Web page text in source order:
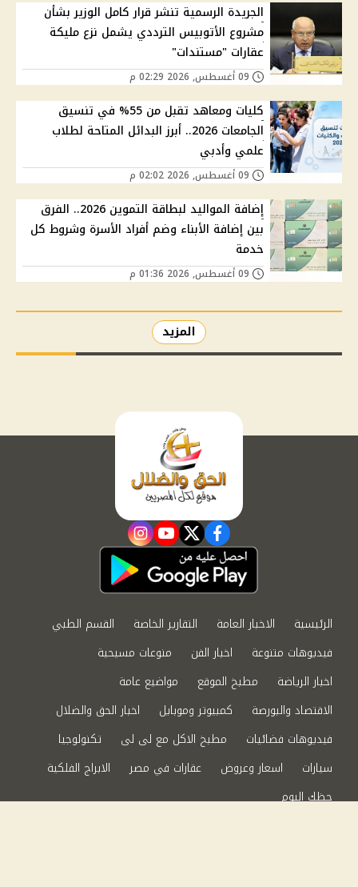
الجريدة الرسمية تنشر قرار كامل الوزير بشأن
مشروع الأتوبيس الترددي يشمل نزع مليكة
عقارات "مستندات"
كليات ومعاهد تقبل من 55% في تنسيق
الجامعات 2026.. أبرز البدائل المتاحة لطلاب
علمي وأدبي
إضافة المواليد لبطاقة التموين 2026.. الفرق
بين إضافة الأبناء وضم أفراد الأسرة وشروط كل
خدمة
المزيد
facebook
twitter
youtube
instagram
الرئيسية الاخبار العامة التقارير الخاصة
القسم الطبي
فيديوهات متنوعة
اخبار الفن
منوعات مسيحية
اخبار الرياضة
مطبخ الموقع
مواضيع عامة
الاقتصاد والبورصة
كمبيوتر وموبايل
اخبار الحق والضلال
فيديوهات فضائيات
مطبخ الاكل مع لى لى
تكنولوجيا
سيارات
اسعار وعروض عقارات في مصر
الابراج الفلكية
حظك اليوم